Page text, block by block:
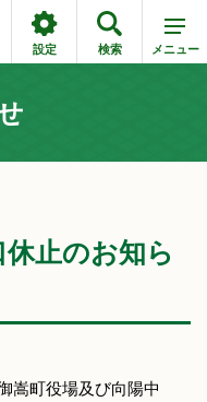
設定 検索 メニュー
休止のお知ら
嵩町役場及び向陽中